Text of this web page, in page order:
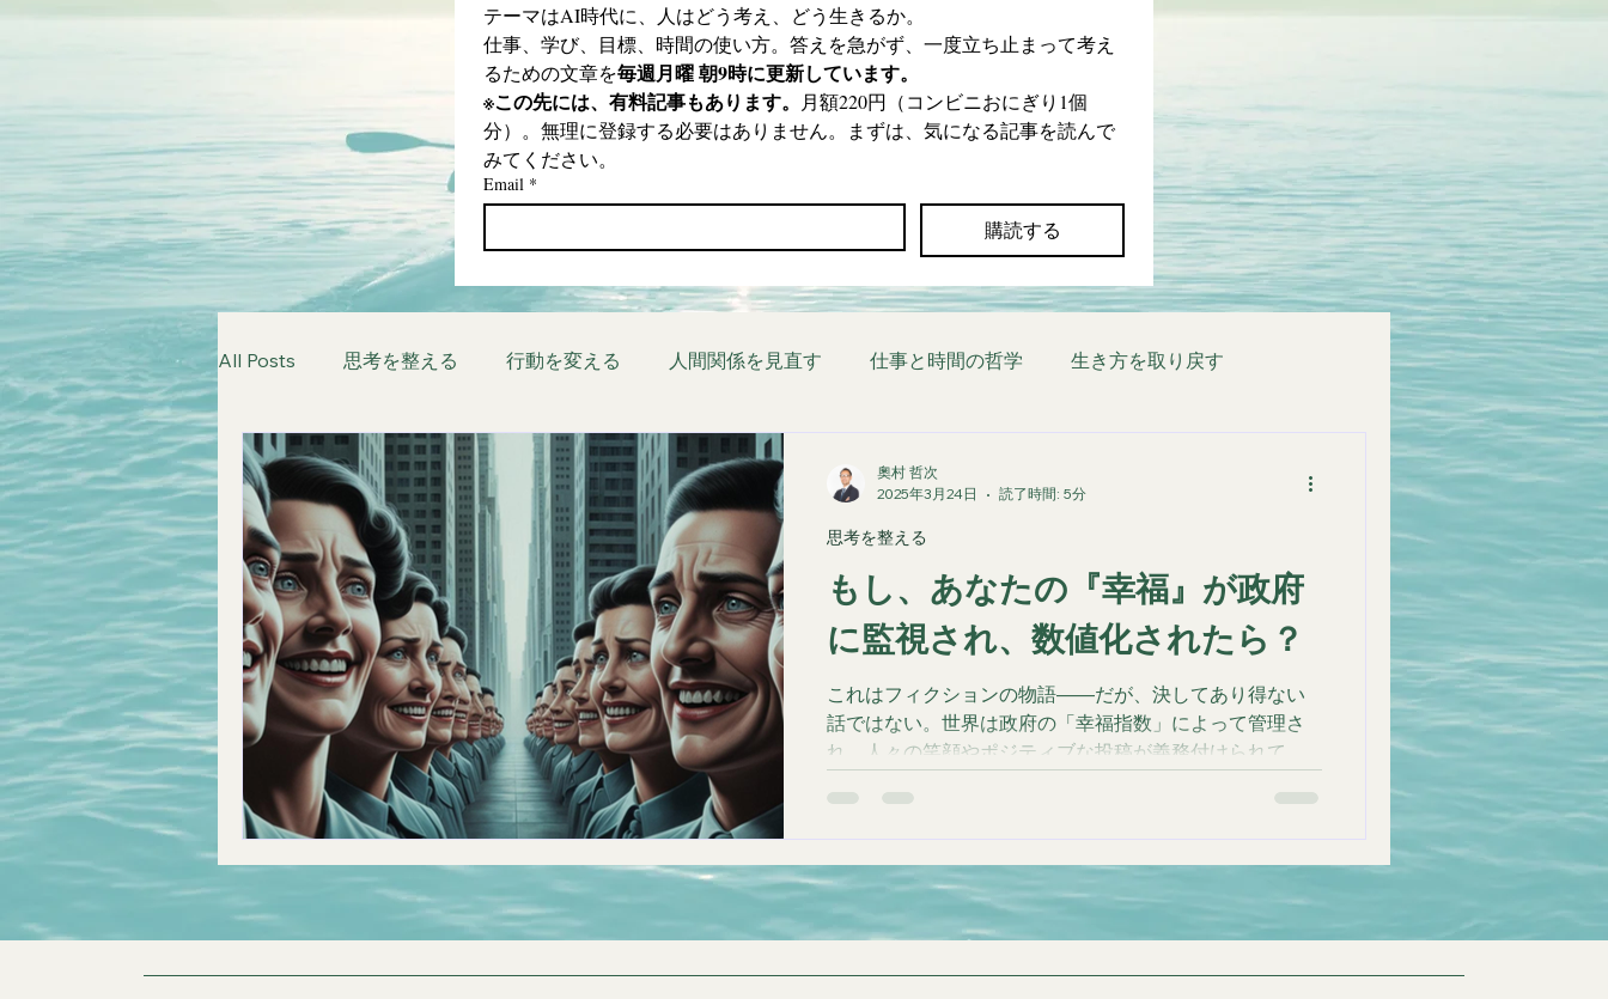
テーマはAI時代に、人はどう考え、どう生きるか。
仕事、学び、目標、時間の使い方。答えを急がず、一度立ち止まって考え
るための文章を毎週月曜 朝9時に更新しています。
※この先には、有料記事もあります。
月額220円（コンビニおにぎり1個
分）。無理に登録する必要はありません。まずは、気になる記事を読んで
みてください。
Email *
購読する
All Posts 思考を整える 行動を変える 人間関係を見直す 仕事と時間の哲学 生き方を取り戻す
もし、あなたの『幸福』が政府
に監視され、数値化されたら？
これはフィクションの物語——だが、決してあり得ない
話ではない。世界は政府の「幸福指数」によって管理さ
れ、人々の笑顔やポジティブな投稿が義務付けられてい
と幸福度が下がり、社会的地位を失う。しかし、主人公
思考を整える
奧村 哲次
2025年3月24日
読了時間: 5分